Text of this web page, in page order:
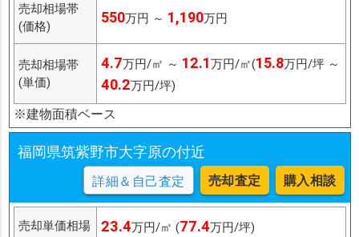
売却相場帯
(価格)
550万円 ～ 1,190万円
売却相場帯
(単価)
4.7万円/㎡ ～ 12.1万円/㎡(15.8万円/坪 ～
40.2万円/坪)
※建物面積ベース
福岡県筑紫野市大字原の付近
詳細＆自己査定 売却査定 購入相談
売却単価相場 23.4万円/㎡ (77.4万円/坪)